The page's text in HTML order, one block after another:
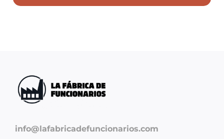
info@lafabricadefuncionarios.com